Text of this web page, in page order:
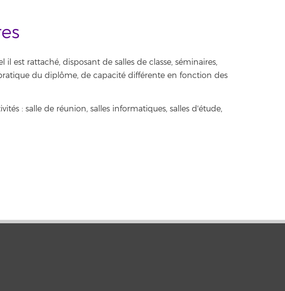
est rattaché, disposant de salles de classe, séminaires,
du diplôme, de capacité différente en fonction des
: salle de réunion, salles informatiques, salles d'étude,